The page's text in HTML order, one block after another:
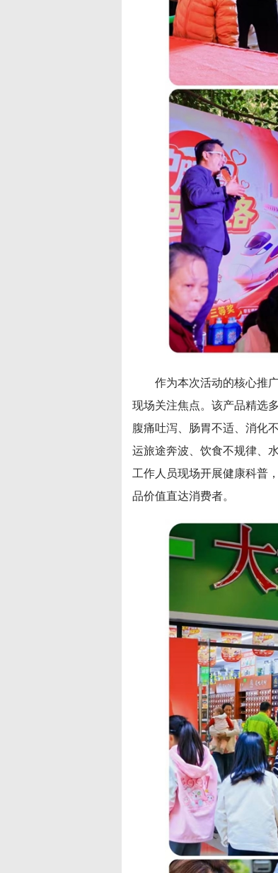
作为本次活动的核心推
现场关注焦点。该产品精选
腹痛吐泻、肠胃不适、消化
运旅途奔波、饮食不规律、
工作人员现场开展健康科普
品价值直达消费者。